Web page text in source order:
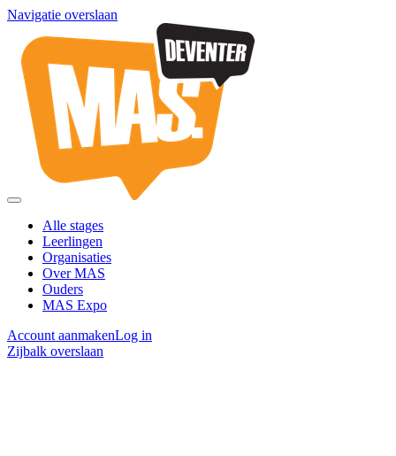
Navigatie overslaan
Alle stages
Leerlingen
Organisaties
Over MAS
Ouders
MAS Expo
Account aanmakenLog in
Zijbalk overslaan